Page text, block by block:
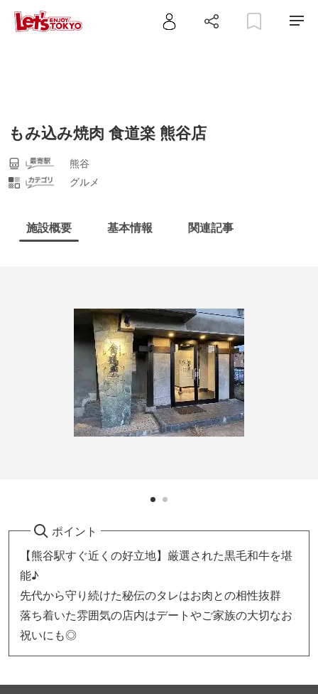
もみ込み焼肉 食道楽 熊谷店
熊谷
グルメ
施設概要 基本情報 関連記事
ポイント
【熊谷駅すぐ近くの好立地】厳選された黒毛和牛を堪
能♪
先代から守り続けた秘伝のタレはお肉との相性抜群
落ち着いた雰囲気の店内はデートやご家族の大切なお
祝いにも◎